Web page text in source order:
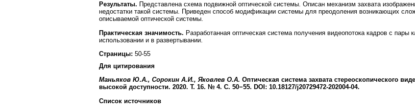
Результаты. Представлена схема подвижной оптической системы. Описан механизм захвата
недостатки такой системы. Приведен способ модификации системы для преодоления возникающих
описываемой оптической системы.
Практическая значимость. Разработанная оптическая система получения видеопотока кадров с пары
использовании и в развертывании.
Страницы: 50-55
Для цитирования
Маньяков Ю.А., Сорокин А.И., Яковлев О.А. Оптическая система захвата стереоскопического
высокой доступности. 2020. Т. 16. № 4. С. 50−55. DOI: 10.18127/j20729472-202004-04.
Список источников